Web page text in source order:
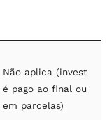
Não aplica (invest
é pago ao final ou
em parcelas)